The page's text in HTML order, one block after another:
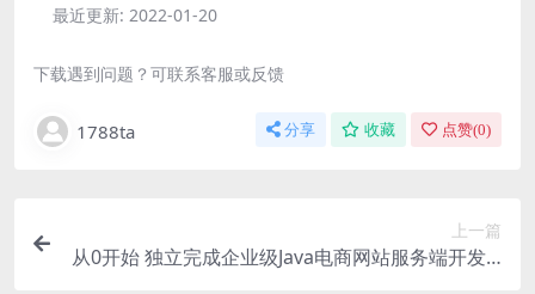
最近更新: 2022-01-20
下载遇到问题？可联系客服或反馈
1788ta 分享 收藏 点赞(0)
上一篇
从0开始 独立完成企业级Java电商网站服务端开发 |